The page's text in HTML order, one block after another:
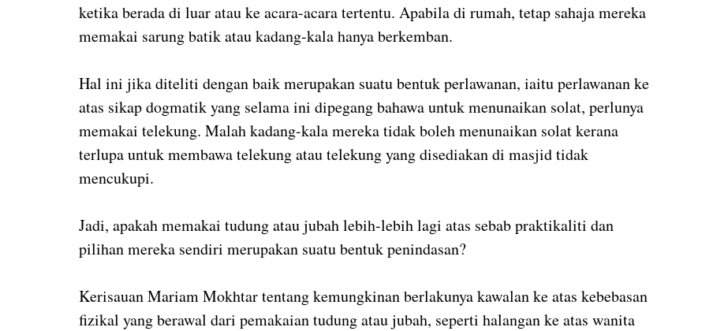
ketika berada di luar atau ke acara-acara tertentu. Apabila di rumah, tetap sahaja mereka
memakai sarung batik atau kadang-kala hanya berkemban.
Hal ini jika diteliti dengan baik merupakan suatu bentuk perlawanan, iaitu perlawanan ke
atas sikap dogmatik yang selama ini dipegang bahawa untuk menunaikan solat, perlunya
memakai telekung. Malah kadang-kala mereka tidak boleh menunaikan solat kerana
terlupa untuk membawa telekung atau telekung yang disediakan di masjid tidak
mencukupi.
Jadi, apakah memakai tudung atau jubah lebih-lebih lagi atas sebab praktikaliti dan
pilihan mereka sendiri merupakan suatu bentuk penindasan?
Kerisauan Mariam Mokhtar tentang kemungkinan berlakunya kawalan ke atas kebebasan
fizikal yang berawal dari pemakaian tudung atau jubah, seperti halangan ke atas wanita